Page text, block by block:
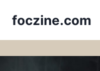
foczine.com